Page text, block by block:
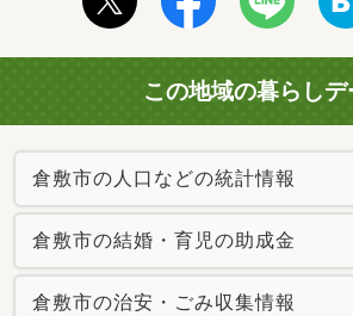
この地域の暮らしデ
倉敷市の人口などの統計情報
倉敷市の結婚・育児の助成金
倉敷市の治安・ごみ収集情報